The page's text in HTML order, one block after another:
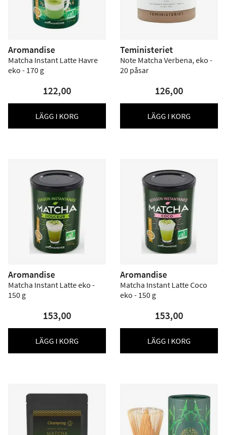
Aromandise
Matcha Instant Latte Havre
eko - 170 g
122,00
LÄGG I KORG
Teministeriet
Note Matcha Verbena, eko -
20 påsar
126,00
LÄGG I KORG
Aromandise
Matcha Instant Latte eko -
150 g
153,00
LÄGG I KORG
Aromandise
Matcha Instant Latte Coco
eko - 150 g
153,00
LÄGG I KORG